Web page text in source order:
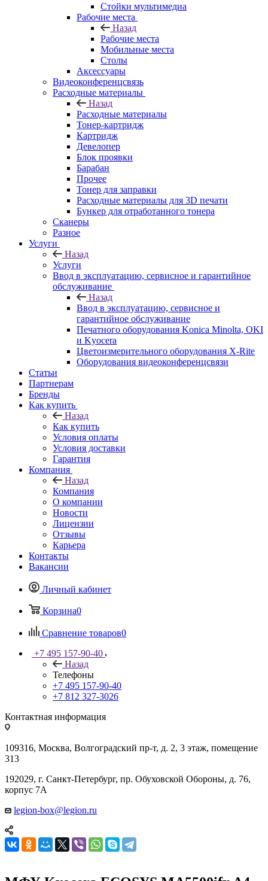
Стойки мультимедиа
Рабочие места
Назад
Рабочие места
Мобильные места
Столы
Аксессуары
Видеоконференцсвязь
Расходные материалы
Назад
Расходные материалы
Тонер-картридж
Картридж
Девелопер
Блок проявки
Барабан
Прочее
Тонер для заправки
Расходные материалы для 3D печати
Бункер для отработанного тонера
Сканеры
Разное
Услуги
Назад
Услуги
Ввод в эксплуатацию, сервисное и гарантийное
обслуживание
Назад
Ввод в эксплуатацию, сервисное и
гарантийное обслуживание
Печатного оборудования Konica Minolta, OKI
и Kyocera
Цветоизмерительного оборудования X-Rite
Оборудования видеоконференцсвязи
Статьи
Партнерам
Бренды
Как купить
Назад
Как купить
Условия оплаты
Условия доставки
Гарантия
Компания
Назад
Компания
О компании
Новости
Лицензии
Отзывы
Карьера
Контакты
Вакансии
Личный кабинет
Корзина0
Сравнение товаров0
+7 495 157-90-40
Назад
Телефоны
+7 495 157-90-40
+7 812 327-3026
Контактная информация
109316, Москва, Волгоградский пр-т, д. 2, 3 этаж, помещение
313
192029, г. Санкт-Петербург, пр. Обуховской Обороны, д. 76,
корпус 7А
legion-box@legion.ru